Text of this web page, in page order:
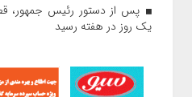
پس از دستور رئیس‌ جمهور،
یک روز در هفته رسید